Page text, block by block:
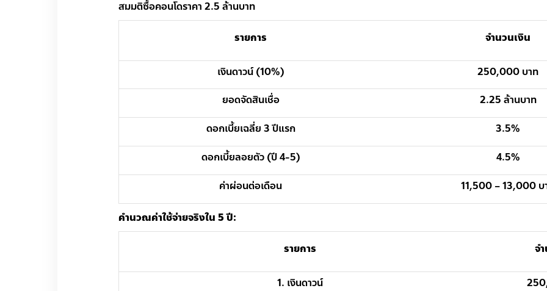
สมมติซื้อคอนโดราคา 2.5 ล้านบาท
รายการ จำนวนเงิน
เงินดาวน์ (10%)
250,000 บาท
ยอดจัดสินเชื่อ
2.25 ล้านบาท
ดอกเบี้ยเฉลี่ย 3 ปีแรก
3.5%
ดอกเบี้ยลอยตัว (ปี 4-5)
4.5%
ค่าผ่อนต่อเดือน
11,500 – 13,000 บ
คำนวณค่าใช้จ่ายจริงใน 5 ปี:
รายการ จ
1. เงินดาวน์